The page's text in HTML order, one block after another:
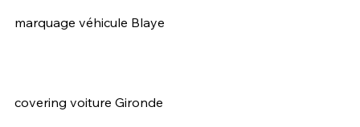
marquage véhicule Blaye
covering voiture Gironde